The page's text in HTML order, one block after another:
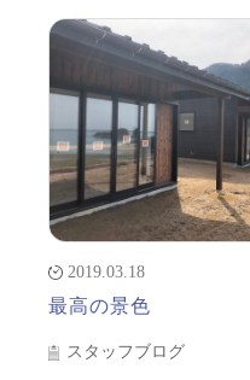
2019.03.18
最高の景色
スタッフブログ